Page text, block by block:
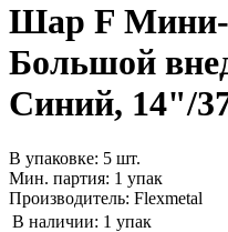
Шар F Мини-
Большой
Синий, 14"/
В упаковке: 5 шт.
Мин. партия: 1 упак
Производитель: Flexmetal
В наличии: 1 упак